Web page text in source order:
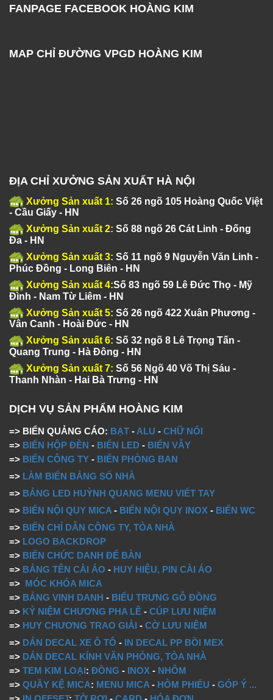
FANPAGE FACEBOOK HOÀNG KIM
MAP CHỈ ĐƯỜNG VPGD HOÀNG KIM
ĐỊA CHỈ XƯỞNG SẢN XUẤT HÀ NỘI
Xưởng Sản xuất 1: Số 26 ngõ 105 Hoàng Quốc Việt
- Cầu Giấy - HN
Xưởng Sản xuất 2: Số 88 ngõ 26 Cát Linh - Đống
Đa - HN
Xưởng Sản xuất 3: Số 11 ngõ 9 Nguyễn Văn Linh -
Phúc Đồng - Long Biên - HN
Xưởng Sản xuất 4:Số 83 ngõ 59 Lê Đức Thọ - Mỹ
Đình - Nam Từ Liêm - HN
Xưởng Sản xuất 5: Số 26 ngõ 422 Xuân Phương -
Vân Canh - Hoài Đức - HN
Xưởng Sản xuất 6: Số 32 ngõ 8 Lê Trọng Tấn -
Quang Trung - Hà Đông - HN
Xưởng Sản xuất 7: Số 56 Ngõ 40 Võ Thị Sáu -
Thanh Nhàn - Hai Bà Trưng - HN
DỊCH VỤ SẢN PHẨM HOÀNG KIM
=> BIỂN QUẢNG CÁO: BẠT - ALU - CHỮ NỔI
=> BIỂN HỘP ĐÈN - BIỂN LED - BIỂN VẪY
=> BIỂN CÔNG TY - BIỂN PHÒNG BAN
=> LÀM BIỂN BẢNG SỐ NHÀ
=> BẢNG LED HUỲNH QUANG MENU VIẾT TAY
=> BIỂN NỘI QUY MICA - BIỂN NỘI QUY INOX - BIỂN WC
=> BIỂN CHỈ DẪN CÔNG TY, TÒA NHÀ
=> LOGO BACKDROP
=> BIỂN CHỨC DANH ĐỂ BÀN
=> BẢNG TÊN CÀI ÁO - HUY HIỆU, PIN CÀI ÁO
=> MÓC KHÓA MICA
=> BẢNG VINH DANH - BIỂU TRƯNG GỖ ĐỒNG
=> KỶ NIỆM CHƯƠNG PHA LÊ - CÚP LƯU NIỆM
=> HUY CHƯƠNG TRAO GIẢI - CỜ LƯU NIỆM
=> DÁN DECAL XE Ô TÔ - IN DECAL PP BỒI MEX
=> DÁN DECAL KÍNH VĂN PHÒNG, TÒA NHÀ
=> TEM KIM LOẠI: ĐỒNG - INOX - NHÔM
=> QUẦY KỆ MICA: MENU MICA - HÒM PHIẾU - GÓP Ý ...